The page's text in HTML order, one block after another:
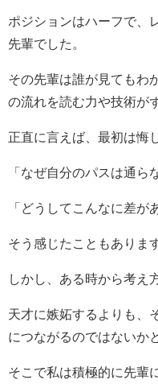
ポジションはハーフで、
先輩でした。
その先輩は誰が見てもわ
の流れを読む力や技術が
正直に言えば、最初は悔
「なぜ自分のパスは通ら
「どうしてこんなに差が
そう感じたこともありま
しかし、ある時から考え
天才に嫉妬するよりも、
につながるのではないか
そこで私は積極的に先輩